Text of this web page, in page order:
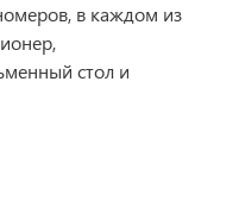
в каждом из
стол и